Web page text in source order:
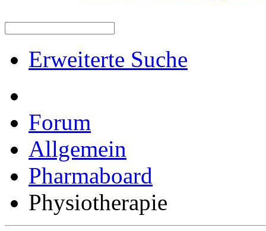
Erweiterte Suche
Forum
Allgemein
Pharmaboard
Physiotherapie